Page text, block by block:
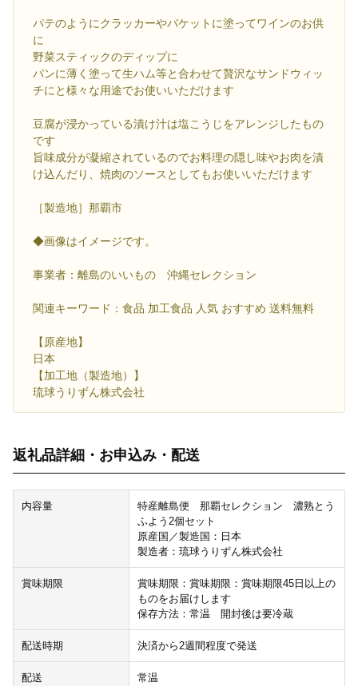
パテのようにクラッカーやバケットに塗ってワインのお供
に
野菜スティックのディップに
パンに薄く塗って生ハム等と合わせて贅沢なサンドウィッ
チにと様々な用途でお使いいただけます
豆腐が浸かっている漬け汁は塩こうじをアレンジしたもの
です
旨味成分が凝縮されているのでお料理の隠し味やお肉を漬
け込んだり、焼肉のソースとしてもお使いいただけます
［製造地］那覇市
◆画像はイメージです。
事業者：離島のいいもの 沖縄セレクション
関連キーワード：食品 加工食品 人気 おすすめ 送料無料
【原産地】
日本
【加工地（製造地）】
琉球うりずん株式会社
返礼品詳細・お申込み・配送
内容量
特産離島便 那覇セレクション 濃熟とう
ふよう2個セット
原産国／製造国：日本
製造者：琉球うりずん株式会社
賞味期限
賞味期限：賞味期限：賞味期限45日以上の
ものをお届けします
保存方法：常温 開封後は要冷蔵
配送時期 決済から2週間程度で発送
配送 常温